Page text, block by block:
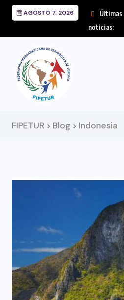
AGOSTO 7, 2026
Últimas
noticias:
presenta el...
FIPETUR > Blog > Indonesia